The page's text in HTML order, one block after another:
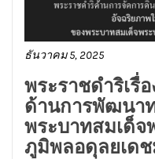
ธันวาคม 5, 2025
พระราชดำริเรื่
ด้านการพัฒนา
พระบาทสมเด็
ภูมิพลอดุลยเด